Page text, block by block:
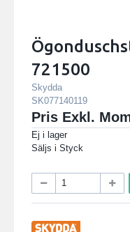
721500
Skydda
SK077140119
Pris Exkl.
Ej i lager
Säljs i Styck